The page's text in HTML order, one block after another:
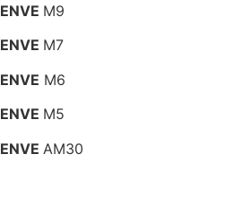
ENVE M9
ENVE M7
ENVE M6
ENVE M5
ENVE AM30